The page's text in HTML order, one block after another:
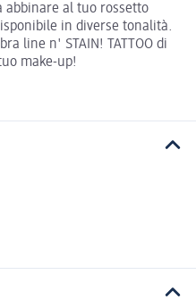
abbinare al tuo rossetto
in diverse tonalità.
line n' STAIN! TATTOO di
make-up!